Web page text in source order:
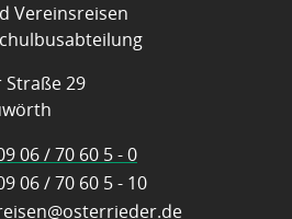
Vereinsreisen
29
06 / 70 60 5 - 0
06 / 70 60 5 - 10